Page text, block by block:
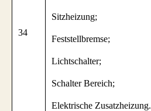
34
Sitzheizung;
Feststellbremse;
Lichtschalter;
Schalter Bereich;
Elektrische Zusatzheizung.